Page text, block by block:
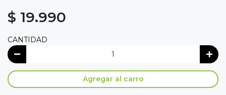
$ 19.990
CANTIDAD
Agregar al carro